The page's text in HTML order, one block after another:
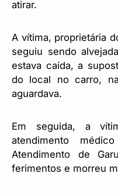
atirar.
A vítima, proprietária
seguiu sendo
estava caída, a
do local no carro,
aguardava.
Em seguida, a
atendimento
Atendimento de
ferimentos e morreu